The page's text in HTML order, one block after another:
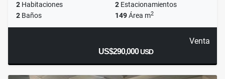
2 Habitaciones 2 Estacionamientos
2 Baños 149Área m2
Venta
US$290,000USD